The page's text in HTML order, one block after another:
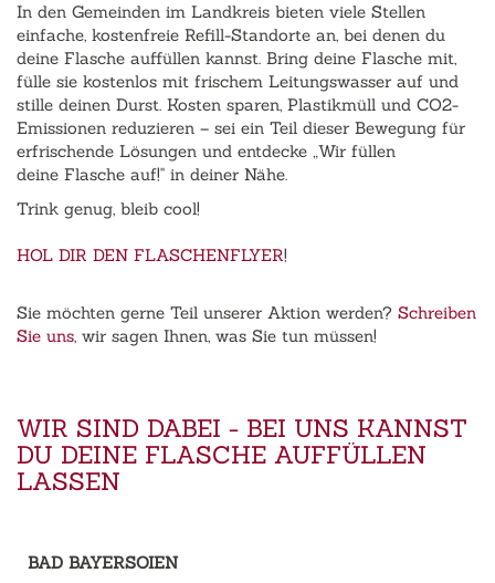
In den Gemeinden im Landkreis bieten viele Stellen
einfache, kostenfreie Refill-Standorte an, bei denen du
deine Flasche auffüllen kannst. Bring deine Flasche mit,
fülle sie kostenlos mit frischem Leitungswasser auf und
stille deinen Durst. Kosten sparen, Plastikmüll und CO2-
Emissionen reduzieren – sei ein Teil dieser Bewegung für
erfrischende Lösungen und entdecke „Wir füllen
deine Flasche auf!" in deiner Nähe.
Trink genug, bleib cool!
HOL DIR DEN FLASCHENFLYER!
Sie möchten gerne Teil unserer Aktion werden? Schreiben
Sie uns, wir sagen Ihnen, was Sie tun müssen!
WIR SIND DABEI - BEI UNS KANNST
DU DEINE FLASCHE AUFFÜLLEN
LASSEN
BAD BAYERSOIEN